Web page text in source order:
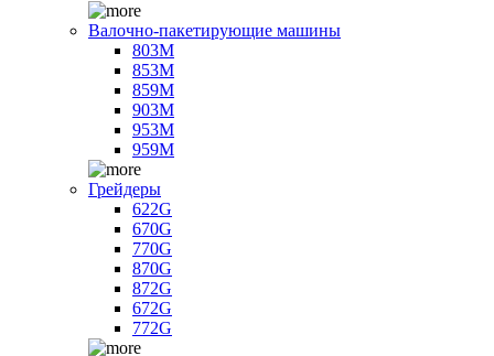
Валочно-пакетирующие машины
803M
853M
859M
903M
953M
959M
Грейдеры
622G
670G
770G
870G
872G
672G
772G